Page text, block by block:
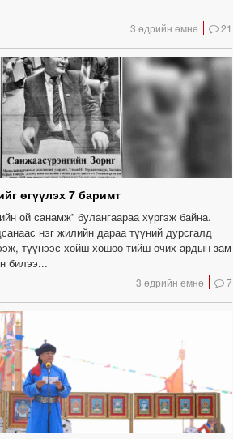
3 өдрийн өмнө 21
өгүүлэх 7 баримт
ой санамж” булангаараа хүргэж байна.
нэг жилийн дараа түүний дурсгалд
түүнээс хойш хөшөө тийш очих ардын зам
билээ...
3 өдрийн өмнө 7